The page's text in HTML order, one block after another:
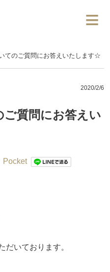
てのご質問にお答えいたします☆
2020/2/6
質問にお答えい
Pocket
だいております。